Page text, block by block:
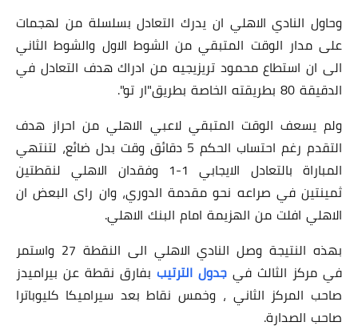
وحاول النادي الاهلي ان يدرك التعادل بسلسلة من لهجمات
على مدار الوقت المتبقي من الشوط الاول والشوط الثاني
الى ان استطاع محمود تريزيجيه من ادراك هدف التعادل في
الدقيقة 80 بطريقته الخاصة بطريق"ار تو".
ولم يسعف الوقت المتبقي لاعبي الاهلي من احراز هدف
التقدم رغم احتساب الحكم 5 دقائق وقت بدل ضائع، لتنتهي
المباراة بالتعادل الايجابي 1-1 وفقدان الاهلي لنقطتين
ثمينتين في صراعه نحو مقدمة الدوري، وان راى البعض ان
الاهلي افلت من الهزيمة امام البنك الاهلي.
بهذه النتيجة وصل النادي الاهلي الى النقطة 27 واستمر
في مركز الثالث في جدول الترتيب بفارق نقطة عن بيراميدز
صاحب المركز الثاني ، وخمس نقاط بعد سيراميكا كليوباترا
صاحب الصدارة.